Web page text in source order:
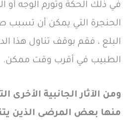
في ذلك الحكة وتورم الوجه أو
الحنجرة التي يمكن أن تسبب
البلع ، فقم بوقف تناول هذا
الطبيب في أقرب وقت ممكن.
ومن الآثار الجانبية الأخرى
منها بعض المرضى الذين